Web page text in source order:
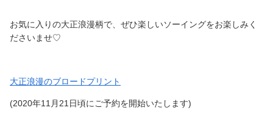
お気に入りの大正浪漫柄で、ぜひ楽しいソーイングをお楽しみく
ださいませ♡
大正浪漫のブロードプリント
(2020年11月21日頃にご予約を開始いたします)